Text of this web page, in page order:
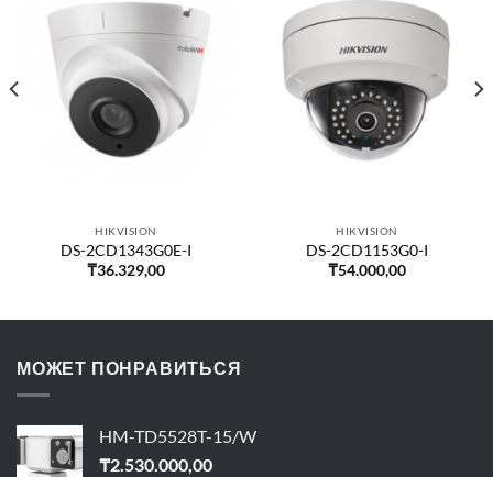
HIKVISION
DS-2CD1343G0E-I
₸36.329,00
HIKVISION
DS-2CD1153G0-I
₸54.000,00
МОЖЕТ ПОНРАВИТЬСЯ
HM-TD5528T-15/W
₸2.530.000,00